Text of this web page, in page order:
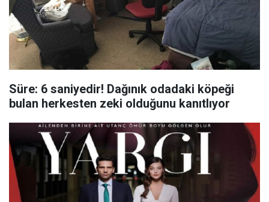
Süre: 6 saniyedir! Dağınık odadaki köpeği
bulan herkesten zeki olduğunu kanıtlıyor